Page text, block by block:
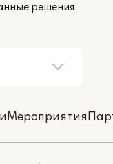
решения
Мероприятия